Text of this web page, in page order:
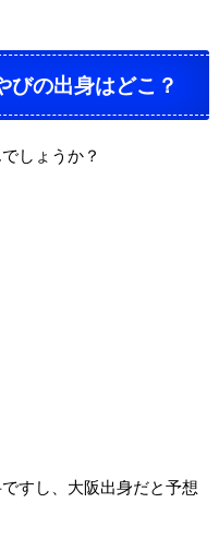
びの出身はどこ？
しょうか？
すし、大阪出身だと予想